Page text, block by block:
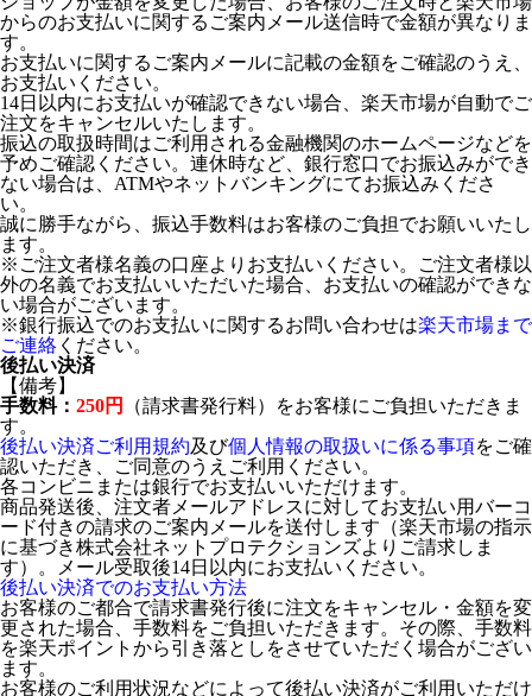
からのお支払いに関するご案内メール送信時で金額が異なりま
す。
お支払いに関するご案内メールに記載の金額をご確認のうえ、
お支払いください。
14日以内にお支払いが確認できない場合、楽天市場が自動でご
注文をキャンセルいたします。
振込の取扱時間はご利用される金融機関のホームページなどを
予めご確認ください。連休時など、銀行窓口でお振込みができ
ない場合は、ATMやネットバンキングにてお振込みくださ
い。
誠に勝手ながら、振込手数料はお客様のご負担でお願いいたし
ます。
※ご注文者様名義の口座よりお支払いください。ご注文者様以
外の名義でお支払いいただいた場合、お支払いの確認ができな
い場合がございます。
※銀行振込でのお支払いに関するお問い合わせは楽天市場まで
ご連絡 ください。
後払い決済
【備考】
手数料： 250円
（請求書発行料）をお客様にご負担いただきま
す。
後払い決済ご利用規約及び個人情報の取扱いに係る事項をご確
認いただき、ご同意のうえご利用ください。
各コンビニまたは銀行でお支払いいただけます。
商品発送後、注文者メールアドレスに対してお支払い用バーコ
ード付きの請求のご案内メールを送付します（楽天市場の指示
に基づき株式会社ネットプロテクションズよりご請求しま
す）。メール受取後14日以内にお支払いください。
後払い決済でのお支払い方法
お客様のご都合で請求書発行後に注文をキャンセル・金額を変
更された場合、手数料をご負担いただきます。その際、手数料
を楽天ポイントから引き落としをさせていただく場合がござい
ます。
お客様のご利用状況などによって後払い決済がご利用いただけ